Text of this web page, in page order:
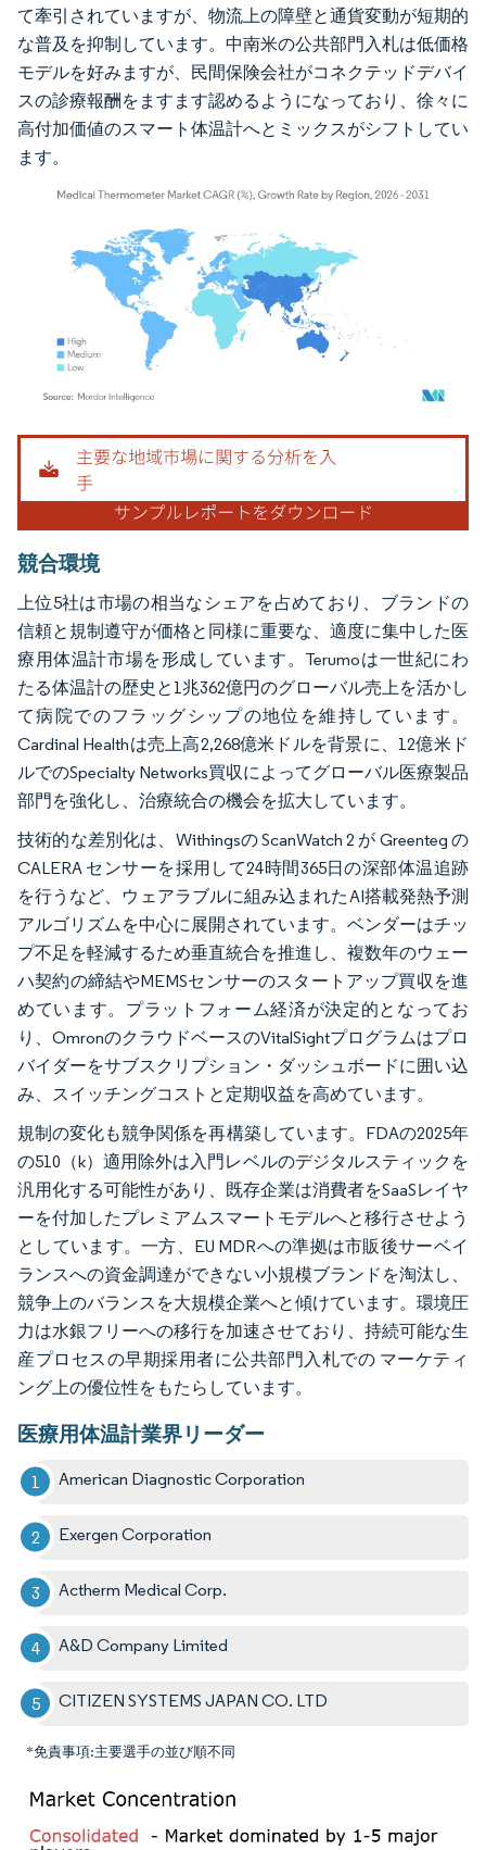
て牽引されていますが、物流上の障壁と通貨変動が短期的
な普及を抑制しています。中南米の公共部門入札は低価格
モデルを好みますが、民間保険会社がコネクテッドデバイ
スの診療報酬をますます認めるようになっており、徐々に
高付加価値のスマート体温計へとミックスがシフトしてい
ます。
画像 © Mordor Intelligence。再利用にはCC BY 4.0の表示が必要です。
競合環境
上位5社は市場の相当なシェアを占めており、ブランドの
信頼と規制遵守が価格と同様に重要な、適度に集中した医
療用体温計市場を形成しています。Terumoは一世紀にわ
たる体温計の歴史と1兆362億円のグローバル売上を活かし
て病院でのフラッグシップの地位を維持しています。
Cardinal Healthは売上高2,268億米ドルを背景に、12億米ド
ルでのSpecialty Networks買収によってグローバル医療製品
部門を強化し、治療統合の機会を拡大しています。
技術的な差別化は、Withingsの ScanWatch 2 が Greenteg の
CALERA センサーを採用して24時間365日の深部体温追跡
を行うなど、ウェアラブルに組み込まれたAI搭載発熱予測
アルゴリズムを中心に展開されています。ベンダーはチッ
プ不足を軽減するため垂直統合を推進し、複数年のウェー
ハ契約の締結やMEMSセンサーのスタートアップ買収を進
めています。プラットフォーム経済が決定的となってお
り、OmronのクラウドベースのVitalSightプログラムはプロ
バイダーをサブスクリプション・ダッシュボードに囲い込
み、スイッチングコストと定期収益を高めています。
規制の変化も競争関係を再構築しています。FDAの2025年
の510（k）適用除外は入門レベルのデジタルスティックを
汎用化する可能性があり、既存企業は消費者をSaaSレイヤ
ーを付加したプレミアムスマートモデルへと移行させよう
としています。一方、EU MDRへの準拠は市販後サーベイ
ランスへの資金調達ができない小規模ブランドを淘汰し、
競争上のバランスを大規模企業へと傾けています。環境圧
力は水銀フリーへの移行を加速させており、持続可能な生
産プロセスの早期採用者に公共部門入札での マーケティ
ング上の優位性をもたらしています。
医療用体温計業界リーダー
American Diagnostic Corporation
Exergen Corporation
Actherm Medical Corp.
A&D Company Limited
CITIZEN SYSTEMS JAPAN CO. LTD
*免責事項:主要選手の並び順不同